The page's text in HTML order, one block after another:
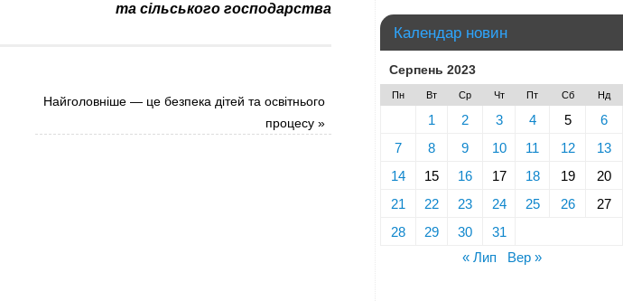
та сільського господарства
Найголовніше — це безпека дітей та освітнього
процесу»
Календар новин
Серпень 2023
Пн Вт Ср Чт Пт Сб Нд
1 2 3 4 5
6
7
8 9 10 11 12
13
14
15 16 17 18 19
20
21
22 23 24 25 26
27
28
29 30
31
« Лип
Вер »